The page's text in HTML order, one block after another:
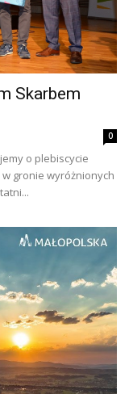
Skarbem
0
o plebiscycie
gronie wyróżnionych